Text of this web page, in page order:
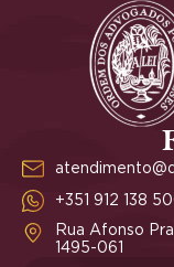
+351 912 138
Rua Afonso
1495-061